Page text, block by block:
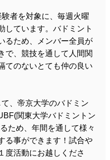
者を対象に、毎週火曜
しています。バドミント
るため、メンバー全員が
で、競技を通して人間関
てのないとても仲の良い
、帝京大学のバドミン
関東大学バドミントン
ため、年間を通して様々
る事ができます！試合や
度活動にお越しくださ